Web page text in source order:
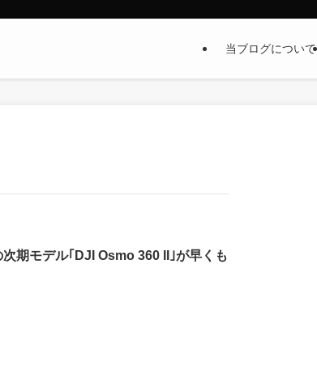
当ブログについて
期モデル｢DJI Osmo 360 II｣が早くも